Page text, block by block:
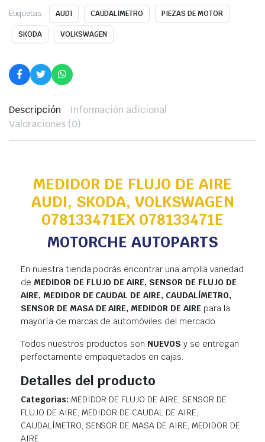
Etiquetas: AUDI CAUDALIMETRO PIEZAS DE MOTOR
SKODA VOLKSWAGEN
Descripción
Información adicional
Valoraciones (0)
MEDIDOR DE FLUJO DE AIRE
AUDI, SKODA, VOLKSWAGEN
078133471EX 078133471E
MOTORCHE AUTOPARTS
En nuestra tienda podrás encontrar una amplia variedad
de MEDIDOR DE FLUJO DE AIRE, SENSOR DE FLUJO DE
AIRE, MEDIDOR DE CAUDAL DE AIRE, CAUDALÍMETRO,
SENSOR DE MASA DE AIRE, MEDIDOR DE AIRE para la
mayoría de marcas de automóviles del mercado.
Todos nuestros productos son NUEVOS y se entregan
perfectamente empaquetados en cajas.
Detalles del producto
Categorias: MEDIDOR DE FLUJO DE AIRE, SENSOR DE
FLUJO DE AIRE, MEDIDOR DE CAUDAL DE AIRE,
CAUDALÍMETRO, SENSOR DE MASA DE AIRE, MEDIDOR DE
AIRE